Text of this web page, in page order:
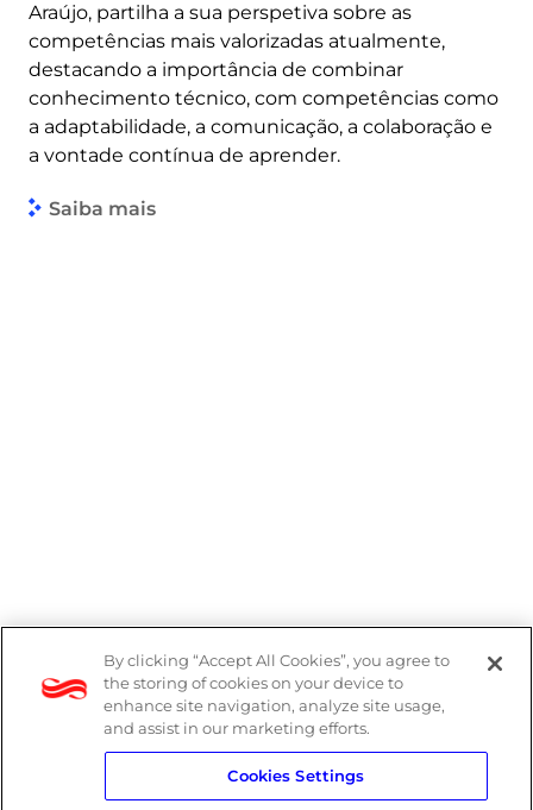
Araújo, partilha a sua perspetiva sobre as
competências mais valorizadas atualmente,
destacando a importância de combinar
conhecimento técnico, com competências como
a adaptabilidade, a comunicação, a colaboração e
a vontade contínua de aprender.
Saiba mais
Denúncias
Política de Privacidade
Política do Sistema de Gestão Integrado
By clicking “Accept All Cookies”, you agree to
the storing of cookies on your device to
enhance site navigation, analyze site usage,
and assist in our marketing efforts.
Cookies Settings